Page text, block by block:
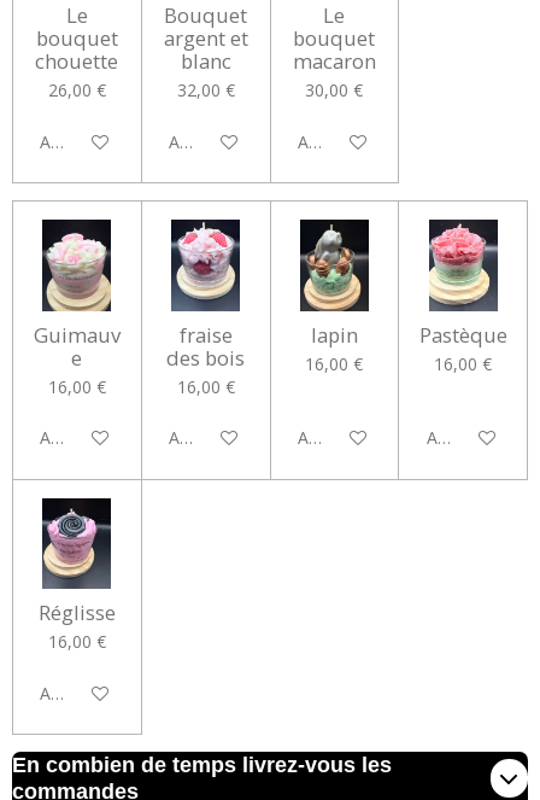
Le
bouquet
chouette
26,00 €
Ajouter au panier
Bouquet
argent et
blanc
32,00 €
Ajouter au panier
Le
bouquet
macaron
30,00 €
Ajouter au panier
Guimauv
e
16,00 €
Ajouter au panier
fraise
des bois
16,00 €
Ajouter au panier
lapin
16,00 €
Ajouter au panier
Pastèque
16,00 €
Ajouter au
Réglisse
16,00 €
Ajouter au panier
En combien de temps livrez-vous les
commandes